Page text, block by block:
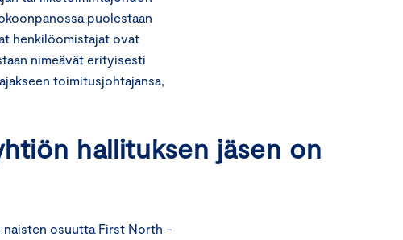
puolestaan
henkilöomistajat ovat
nimeävät erityisesti
toimitusjohtajansa,
hallituksen jäsen on
naisten osuutta First North -